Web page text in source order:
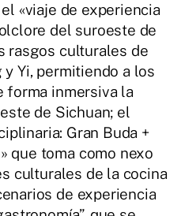
«viaje de experiencia
del suroeste de
rasgos culturales de
Yi, permitiendo a los
forma inmersiva la
de Sichuan; el
Gran Buda +
que toma como nexo
culturales de la cocina
de experiencia